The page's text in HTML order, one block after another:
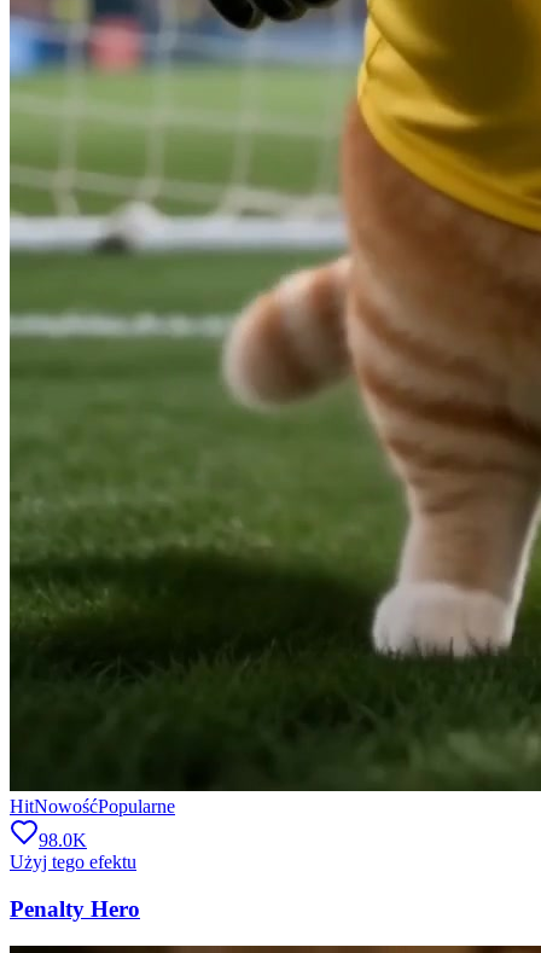
HitNowośćPopularne
98.0K
Użyj tego efektu
Penalty Hero